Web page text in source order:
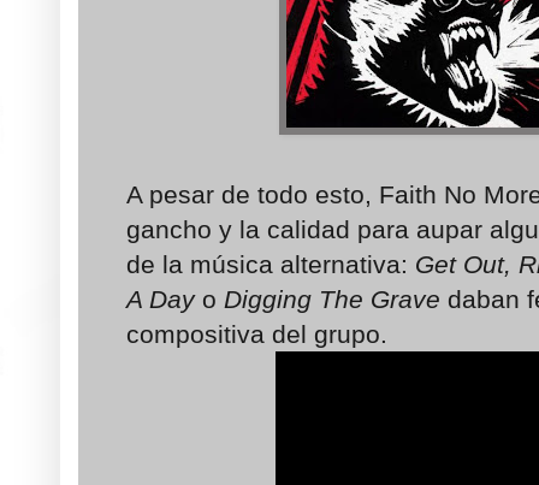
A pesar de todo esto, Faith No
gancho y la calidad para aupar
de la música alternativa: Get Out,
A Dayo Digging The Grave daban
compositiva del grupo.